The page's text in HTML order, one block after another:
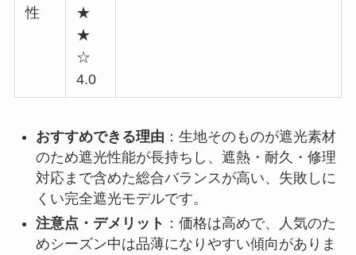
性
★
★
☆
4.0
おすすめできる理由 ：生地そのものが遮光素材
のため遮光性能が長持ちし、遮熱・耐久・修理
対応まで含めた総合バランスが高い、失敗しに
くい完全遮光モデルです。
注意点・デメリット ：価格は高めで、人気のた
めシーズン中は品薄になりやすい傾向がありま